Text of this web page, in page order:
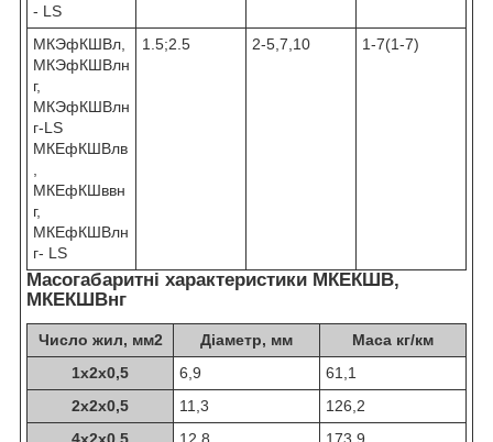
- LS
МКЭфКШВл,
МКЭфКШВлн
г,
МКЭфКШВлн
г-LS
МКЕфКШВлв
,
МКЕфКШввн
г,
МКЕфКШВлн
г- LS
1.5;2.5 2-5,7,10 1-7(1-7)
Масогабаритні характеристики МКЕКШВ,
МКЕКШВнг
Число жил, мм2 Діаметр, мм
Маса кг/км
1х2х0,5
6,9
61,1
2х2х0,5
11,3
126,2